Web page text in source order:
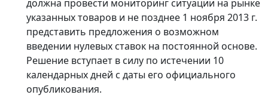
должна провести мониторинг ситуации на рынке
указанных товаров и не позднее 1 ноября 2013 г.
представить предложения о возможном
введении нулевых ставок на постоянной основе.
Решение вступает в силу по истечении 10
календарных дней с даты его официального
опубликования.